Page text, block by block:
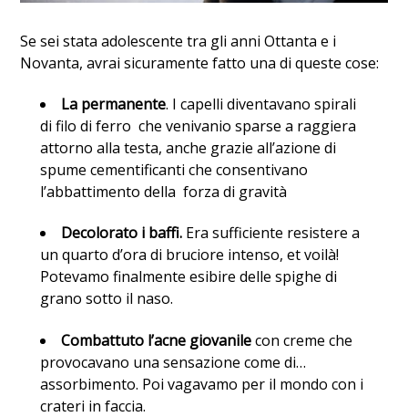
Se sei stata adolescente tra gli anni Ottanta e i
Novanta, avrai sicuramente fatto una di queste cose:
La permanente. I capelli diventavano spirali
di filo di ferro che venivanio sparse a raggiera
attorno alla testa, anche grazie all’azione di
spume cementificanti che consentivano
l’abbattimento della forza di gravità
Decolorato i baffi.Era sufficiente resistere a
un quarto d’ora di bruciore intenso, et voilà!
Potevamo finalmente esibire delle spighe di
grano sotto il naso.
Combattuto l’acne giovanilecon creme che
provocavano una sensazione come di…
assorbimento. Poi vagavamo per il mondo con i
crateri in faccia.